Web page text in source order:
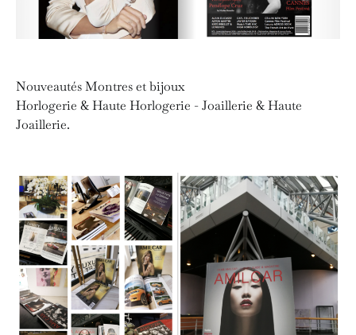
Nouveautés Montres et bijoux
Horlogerie & Haute Horlogerie - Joaillerie & Haute
Joaillerie.